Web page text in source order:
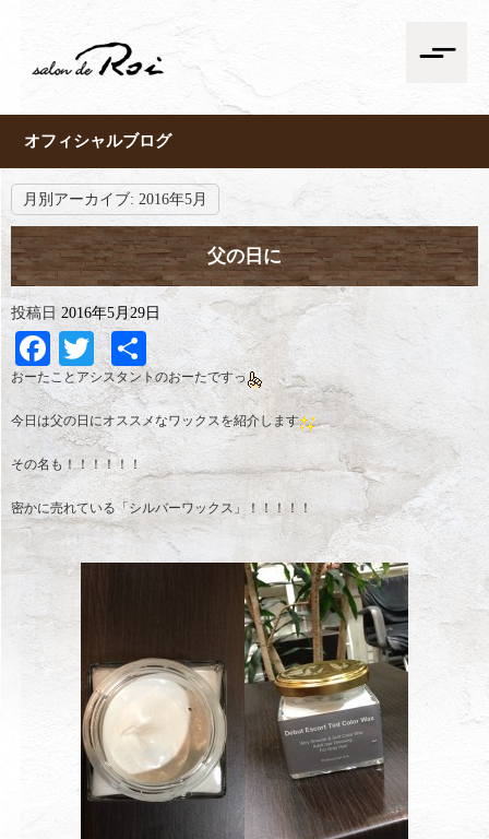
オフィシャルブログ
月別アーカイブ: 2016年5月
父の日に
投稿日 2016年5月29日
Facebook
Twitter
共
有
おーたことアシスタントのおーたですっ
今日は父の日にオススメなワックスを紹介します
その名も！！！！！！
密かに売れている「シルバーワックス」！！！！！